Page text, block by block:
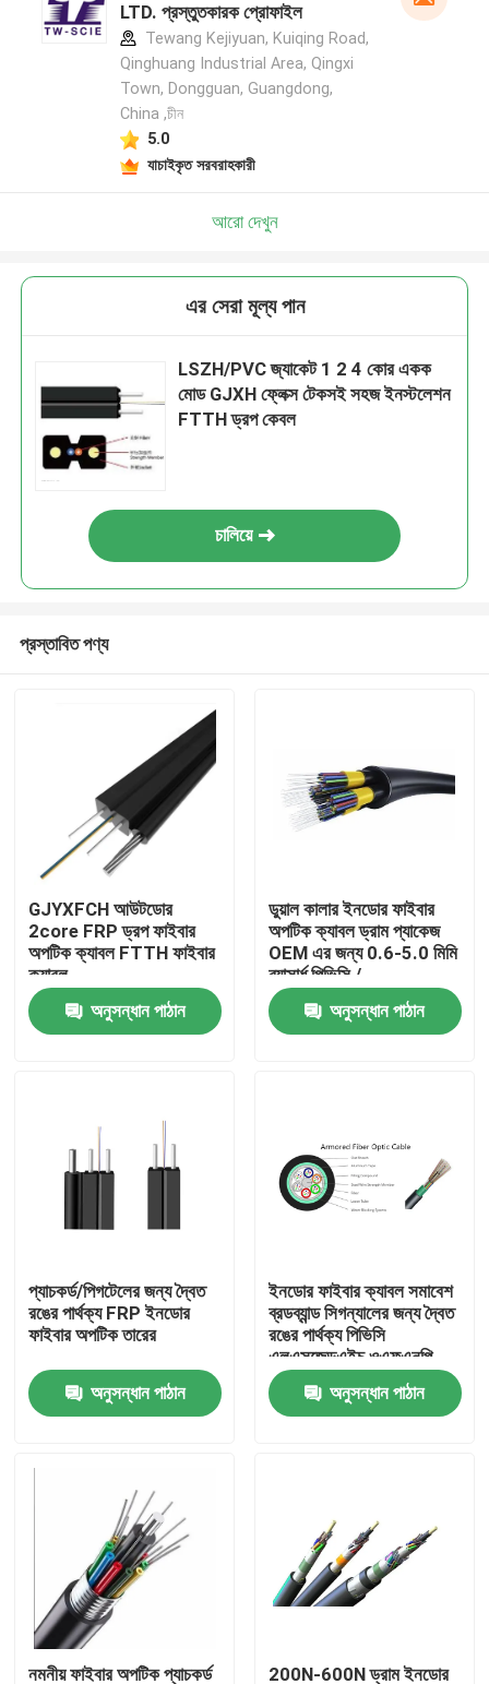
মান নিয়ন্ত্রণ
যোগাযোগ করুন
বহিরঙ্গন ফাইবার অপটিক কেবল
ইন্ডোর ফাইবার অপটিক কেবল
ফাইবার অপটিক তারের
LTD. প্রস্তুতকারক প্রোফাইল
Tewang Kejiyuan, Kuiqing Road,
Qinghuang Industrial Area, Qingxi
Town, Dongguan, Guangdong,
China ,চীন
5.0
যাচাইকৃত সরবরাহকারী
আরো দেখুন
এর সেরা মূল্য পান
LSZH/PVC জ্যাকেট 1 2 4 কোর একক
মোড GJXH ফ্লেক্স টেকসই সহজ ইনস্টলেশন
FTTH ড্রপ কেবল
চালিয়ে
প্রস্তাবিত পণ্য
GJYXFCH আউটডোর
2core FRP ড্রপ ফাইবার
অপটিক ক্যাবল FTTH ফাইবার
ক্যাবল
অনুসন্ধান পাঠান
ডুয়াল কালার ইনডোর ফাইবার
অপটিক ক্যাবল ড্রাম প্যাকেজ
OEM এর জন্য 0.6-5.0 মিমি
ব্যাসার্ধ পিভিসি /
এলএসজেডএইচ
অনুসন্ধান পাঠান
প্যাচকর্ড/পিগটেলের জন্য দ্বৈত
রঙের পার্থক্য FRP ইনডোর
ফাইবার অপটিক তারের
অনুসন্ধান পাঠান
ইনডোর ফাইবার ক্যাবল সমাবেশ
ব্রডব্যান্ড সিগন্যালের জন্য দ্বৈত
রঙের পার্থক্য পিভিসি
এলএসজেডএইচ ওএফএনপি
জ্যাকেট
অনুসন্ধান পাঠান
নমনীয় ফাইবার অপটিক প্যাচকর্ড 200N-600N ড্রাম ইনডোর